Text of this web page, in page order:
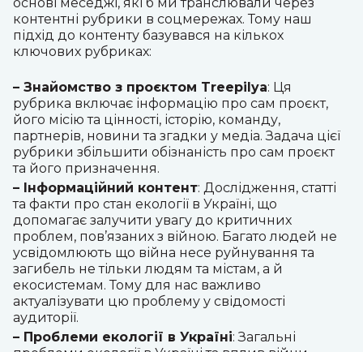
контентні рубрики в соцмережах. Тому наш
підхід до контенту базувався на кількох
ключових рубриках:
– Знайомство з проєктом Treepilya: Ця
рубрика включає інформацію про сам проєкт,
його місію та цінності, історію, команду,
партнерів, новини та згадки у медіа. Задача цієї
рубрики збільшити обізнаність про сам проєкт
та його призначення.
– Інформаційний контент: Дослідження, статті
та факти про стан екології в Україні, що
допомагає залучити увагу до критичних
проблем, пов’язаних з війною. Багато людей не
усвідомлюють що війна несе руйнування та
загибель не тільки людям та містам, а й
екосистемам. Тому для нас важливо
актуалізувати цю проблему у свідомості
аудиторії.
– Проблеми екології в Україні:Загальні